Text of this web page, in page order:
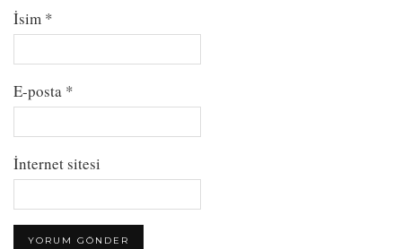
İsim *
E-posta *
İnternet sitesi